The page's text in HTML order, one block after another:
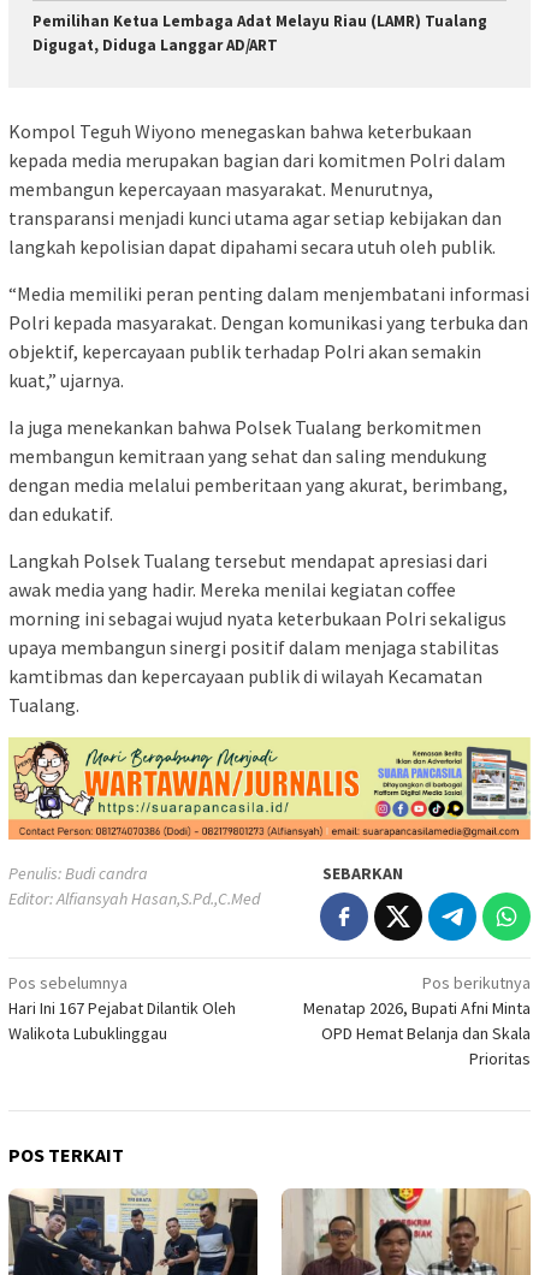
Pemilihan Ketua Lembaga Adat Melayu Riau (LAMR) Tualang
Digugat, Diduga Langgar AD/ART
Kompol Teguh Wiyono menegaskan bahwa keterbukaan
kepada media merupakan bagian dari komitmen Polri dalam
membangun kepercayaan masyarakat. Menurutnya,
transparansi menjadi kunci utama agar setiap kebijakan dan
langkah kepolisian dapat dipahami secara utuh oleh publik.
“Media memiliki peran penting dalam menjembatani informasi
Polri kepada masyarakat. Dengan komunikasi yang terbuka dan
objektif, kepercayaan publik terhadap Polri akan semakin
kuat,” ujarnya.
Ia juga menekankan bahwa Polsek Tualang berkomitmen
membangun kemitraan yang sehat dan saling mendukung
dengan media melalui pemberitaan yang akurat, berimbang,
dan edukatif.
Langkah Polsek Tualang tersebut mendapat apresiasi dari
awak media yang hadir. Mereka menilai kegiatan coffee
morning ini sebagai wujud nyata keterbukaan Polri sekaligus
upaya membangun sinergi positif dalam menjaga stabilitas
kamtibmas dan kepercayaan publik di wilayah Kecamatan
Tualang.
Penulis: Budi candra
Editor: Alfiansyah Hasan,S.Pd.,C.Med
SEBARKAN
Navigasi
pos
Pos sebelumnya
Hari Ini 167 Pejabat Dilantik Oleh
Walikota Lubuklinggau
Pos berikutnya
Menatap 2026, Bupati Afni Minta
OPD Hemat Belanja dan Skala
Prioritas
POS TERKAIT